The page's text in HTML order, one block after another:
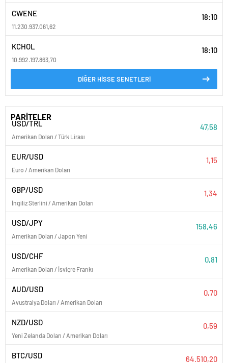
CWENE
11.230.937.061,62
18:10
KCHOL
10.992.197.863,70
18:10
DİĞER HİSSE SENETLERİ
PARİTELER
USD/TRL
Amerikan Doları / Türk Lirası
47,58
EUR/USD
Euro / Amerikan Doları
1,15
GBP/USD
İngiliz Sterlini / Amerikan Doları
1,34
USD/JPY
Amerikan Doları / Japon Yeni
158,46
USD/CHF
Amerikan Doları / İsviçre Frankı
0,81
AUD/USD
Avustralya Doları / Amerikan Doları
0,70
NZD/USD
Yeni Zelanda Doları / Amerikan Doları
0,59
BTC/USD 64.510,20